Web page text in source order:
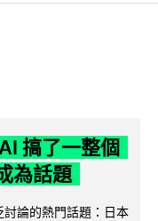
搞了一整個
為話題
論的熱門話題：日本